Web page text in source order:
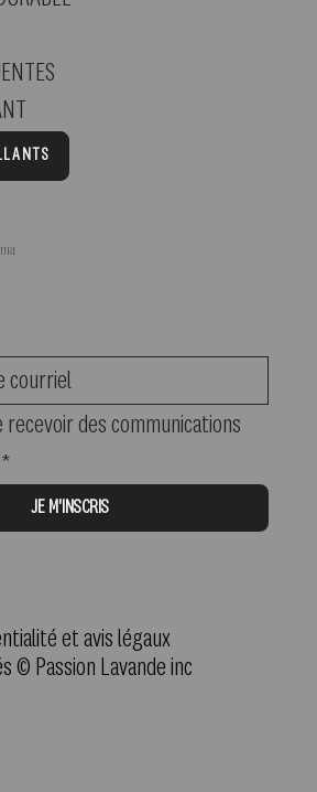
recevoir des communications
*
JE M'INSCRIS
et avis légaux
© Passion Lavande inc